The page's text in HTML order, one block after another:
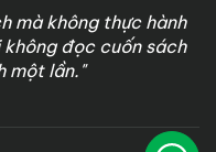
mà không thực hành
đọc cuốn sách
một lần."